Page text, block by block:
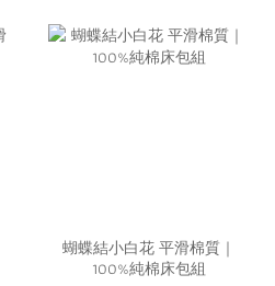
蝴蝶結小白花 平滑棉質｜
100%純棉床包組